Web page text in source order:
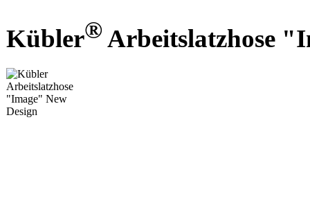
Kübler®Arbeitslatzhose